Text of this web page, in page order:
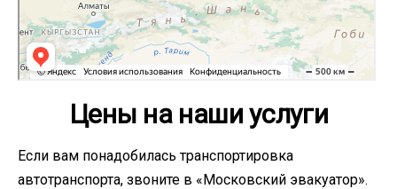
Цены на наши услуги
Если вам понадобилась транспортировка
автотранспорта, звоните в «Московский эвакуатор».